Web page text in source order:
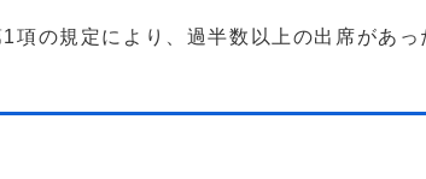
の規定により、過半数以上の出席があっ